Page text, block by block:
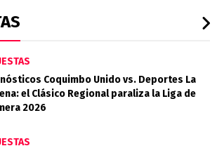
Coquimbo Unido vs. Deportes La
el Clásico Regional paraliza la Liga de
2026